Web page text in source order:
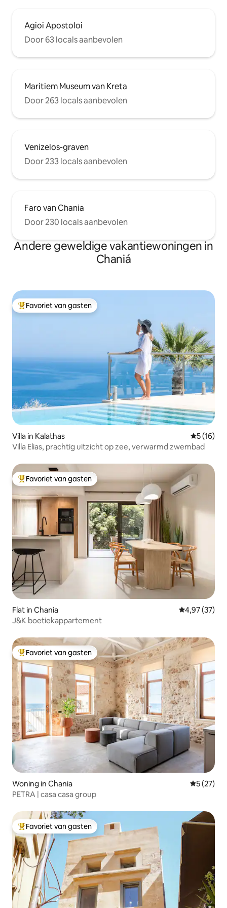
Agioi Apostoloi
Door 63 locals aanbevolen
Maritiem Museum van Kreta
Door 263 locals aanbevolen
Venizelos-graven
Door 233 locals aanbevolen
Faro van Chania
Door 230 locals aanbevolen
Andere geweldige vakantiewoningen in
Chaniá
Topfavoriet van gasten
Favoriet van gasten
Villa in Kalathas
5 (16)
Villa Elias, prachtig uitzicht op zee, verwarmd zwembad
Topfavoriet van gasten
Favoriet van gasten
Flat in Chania Gemiddelde
4,97 (37)
J&K boetiekappartement
Topfavoriet van gasten
Favoriet van gasten
Woning in Chania
5 (27)
PETRA | casa casa group
Topfavoriet van gasten
Favoriet van gasten